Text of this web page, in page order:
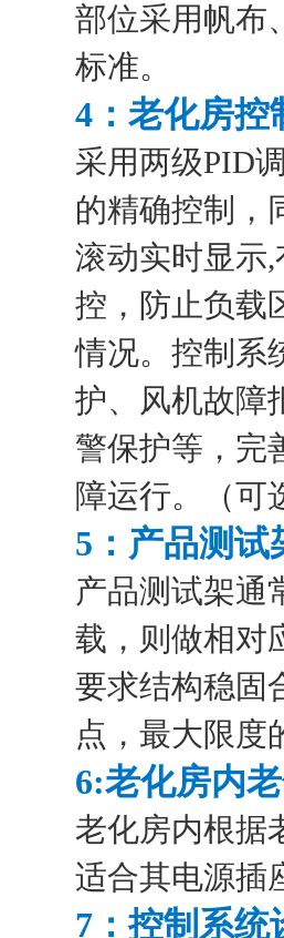
部位采用帆布
标准。
4：老化房控
采用两级PID
的精确控制，
滚动实时显示
控，防止负载
情况。控制系
护、风机故障
警保护等，完
障运行。（可
5：产品测试
产品测试架通
载，则做相对
要求结构稳固
点，最大限度
6:老化房内
老化房内根据
适合其电源插
7：控制系统